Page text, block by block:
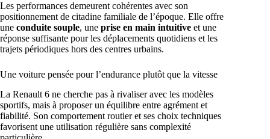
Les performances demeurent cohérentes avec son
positionnement de citadine familiale de l’époque. Elle offre
une conduite souple, une prise en main intuitive et une
réponse suffisante pour les déplacements quotidiens et les
trajets périodiques hors des centres urbains.
Une voiture pensée pour l’endurance plutôt que la vitesse
La Renault 6 ne cherche pas à rivaliser avec les modèles
sportifs, mais à proposer un équilibre entre agrément et
fiabilité. Son comportement routier et ses choix techniques
favorisent une utilisation régulière sans complexité